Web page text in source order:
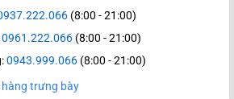
(8:00 - 21:00)
0961.222.066 (8:00 - 21:00)
0943.999.066 (8:00 - 21:00)
trưng bày